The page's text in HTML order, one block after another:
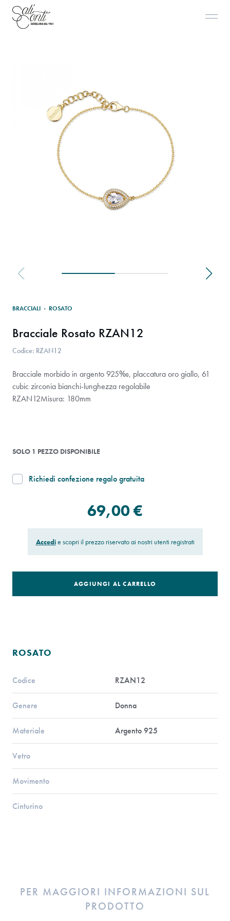
BRACCIALI · ROSATO
Bracciale Rosato RZAN12
Codice: RZAN12
Bracciale morbido in argento 925‰, placcatura oro giallo, 61
cubic zirconia bianchi-lunghezza regolabile
RZAN12Misura: 180mm
SOLO 1 PEZZO DISPONIBILE
Richiedi confezione regalo gratuita
69,00 €
Accedie scopri il prezzo riservato ai nostri utenti registrati
AGGIUNGI AL CARRELLO
ROSATO
Codice RZAN12
Genere Donna
Materiale Argento 925
Vetro
Movimento
Cinturino
PER MAGGIORI INFORMAZIONI SUL
PRODOTTO